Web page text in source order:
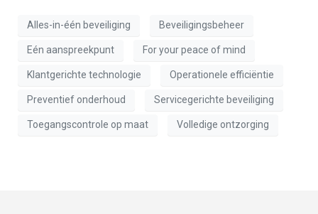
Alles-in-één beveiliging Beveiligingsbeheer
Eén aanspreekpunt For your peace of mind
Klantgerichte technologie Operationele efficiëntie
Preventief onderhoud Servicegerichte beveiliging
Toegangscontrole op maat Volledige ontzorging